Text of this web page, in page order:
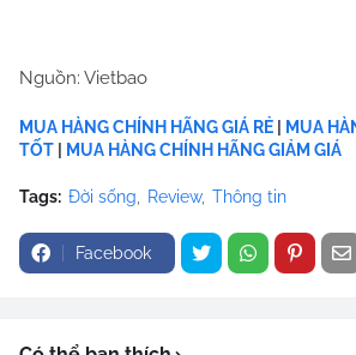
Nguồn: Vietbao
MUA HÀNG CHÍNH HÃNG GIÁ RẺ
MUA
TỐT
MUA HÀNG CHÍNH HÃNG GIẢM GIÁ
Tags: Đời sống Review Thông tin
Facebook